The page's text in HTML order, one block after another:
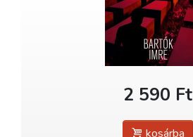
2 590 Ft
kosárba